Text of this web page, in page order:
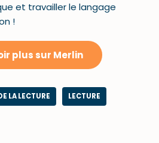
et travailler le langage
!
plus sur Merlin
LA LECTURE LECTURE